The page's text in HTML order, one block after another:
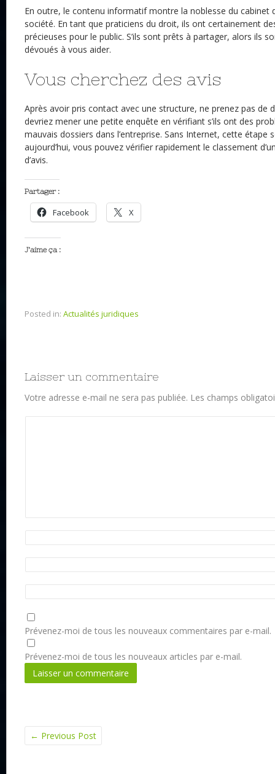
En outre, le contenu informatif montre la noblesse du cabinet
société. En tant que praticiens du droit, ils ont certainement
précieuses pour le public. S’ils sont prêts à partager, alors ils
dévoués à vous aider.
Vous cherchez des avis
Après avoir pris contact avec une structure, ne prenez pas de
devriez mener une petite enquête en vérifiant s’ils ont des
mauvais dossiers dans l’entreprise. Sans Internet, cette étape
aujourd’hui, vous pouvez vérifier rapidement le classement
d’avis.
Partager :
Facebook X
J’aime ça :
Posted in: Actualités juridiques
Laisser un commentaire
Votre adresse e-mail ne sera pas publiée. Les champs
Prévenez-moi de tous les nouveaux commentaires par e-mail.
Prévenez-moi de tous les nouveaux articles par e-mail.
← Previous Post